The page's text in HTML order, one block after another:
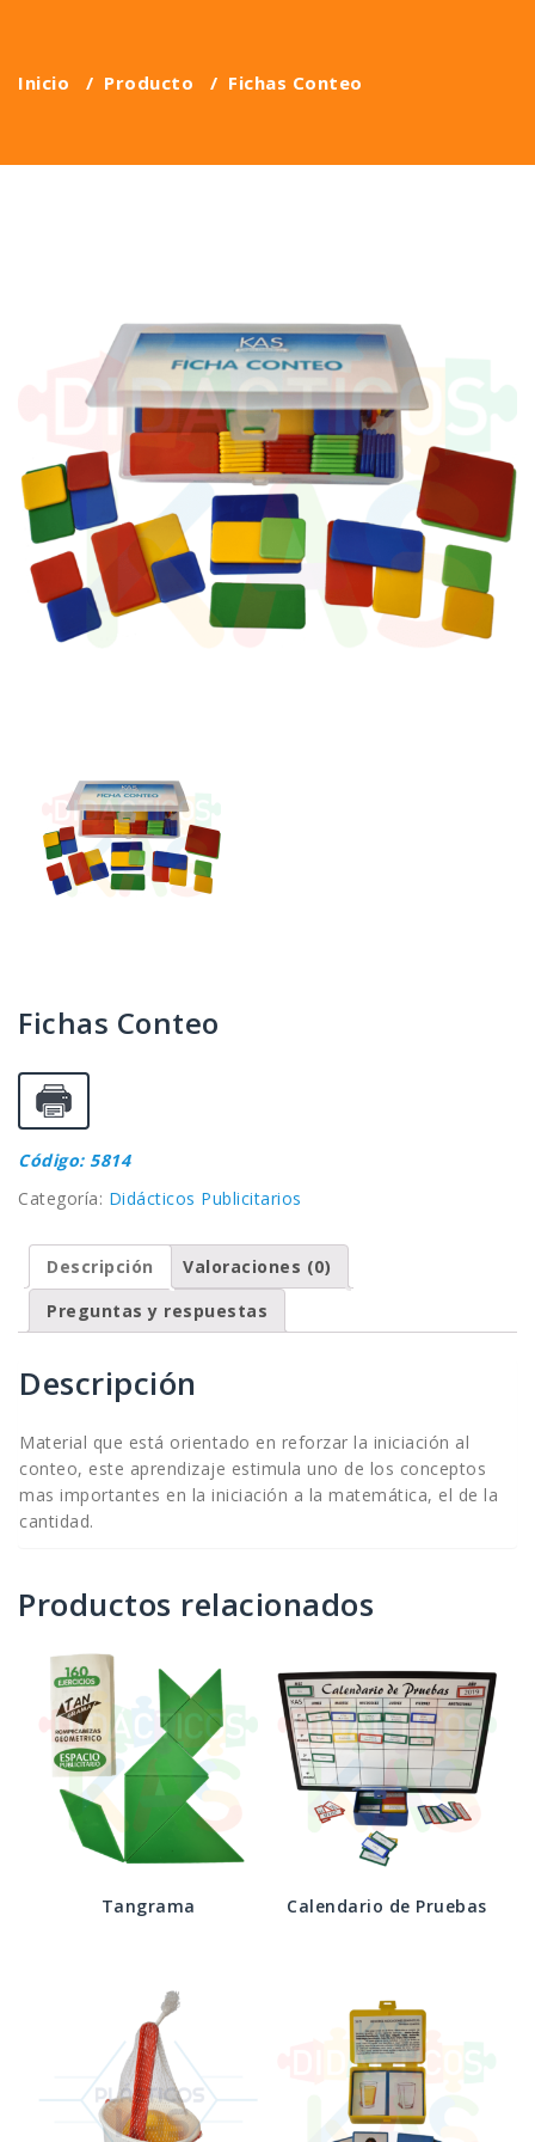
Inicio / Producto / Fichas Conteo
Fichas Conteo
Código: 5814
Categoría: Didácticos Publicitarios
Descripción
Valoraciones (0)
Preguntas y respuestas
Descripción
Material que está orientado en reforzar la iniciación al
conteo, este aprendizaje estimula uno de los conceptos
mas importantes en la iniciación a la matemática, el de la
cantidad.
Productos relacionados
Tangrama Calendario de Pruebas